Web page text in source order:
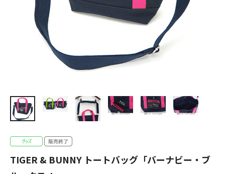
TIGER & BUNNY トートバッグ「バーナビー・ブ